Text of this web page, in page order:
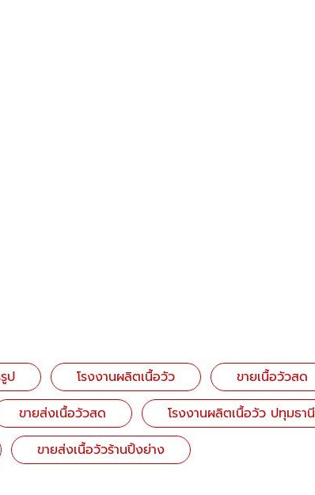
ป โรงงานผลิตเนื้อวัว
ขายเนื้อวัวสด
ขายส่งเนื้อวัวสด
โรงงานผลิตเนื้อวัว ปทุมธานี
ขายส่งเนื้อวัวร้านปิ้งย่าง